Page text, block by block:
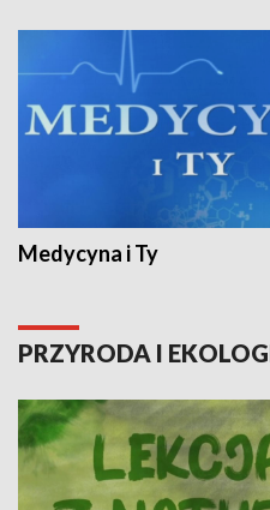
Medycyna i Ty
PRZYRODA I